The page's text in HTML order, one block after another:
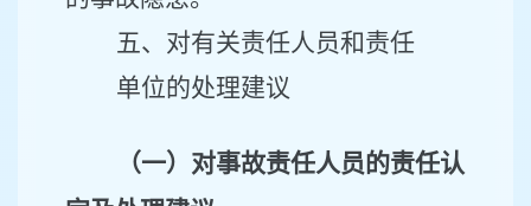
五、对有关责任人员和责任
单位的处理建议
（一）对事故责任人员的责任认